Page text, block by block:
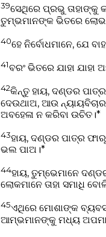
39ସେଥିରେ ପ୍ରଭୁ ତାହାଙ୍କୁ
ତୁମ୍ଭମାନଙ୍କ ଭିତରେ ଲୋଭ
40ହେ ନିର୍ବୋଧମାନେ, ଯେ
41ବରଂ ଭିତରେ ଯାହା
42କିନ୍ତୁ ହାୟ, ଦଣ୍ଡର
ଦେଉଥାଅ, ଆଉ
ଅବହେଳା ନ କରିବା ଉଚିତ।*
43ହାୟ, ଦଣ୍ଡର ପାତ୍ର
ଭଲ ପାଅ।*
44ହାୟ, ତୁମ୍ଭେମାନେ
ଲୋକମାନେ ତାହା ସମାଧି
45ଏଥିରେ ମୋଶାଙ୍କ
ଆମ୍ଭମାନଙ୍କୁ ମଧ୍ୟ